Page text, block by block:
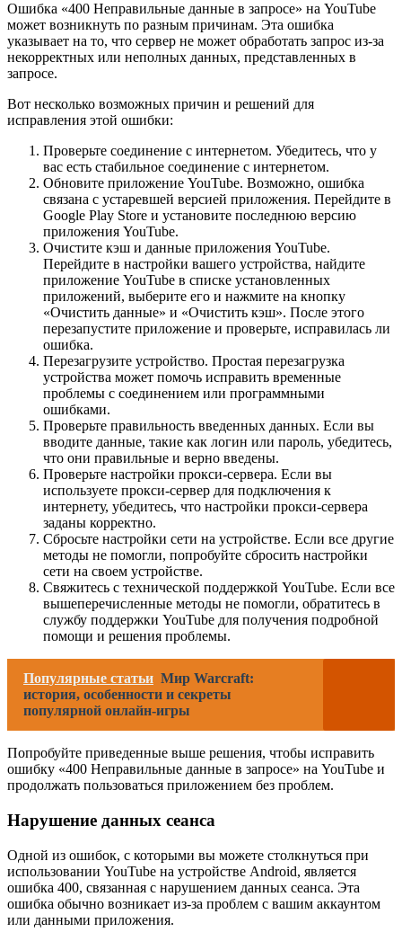
Ошибка «400 Неправильные данные в запросе» на YouTube
может возникнуть по разным причинам. Эта ошибка
указывает на то, что сервер не может обработать запрос из-за
некорректных или неполных данных, представленных в
запросе.
Вот несколько возможных причин и решений для
исправления этой ошибки:
Проверьте соединение с интернетом. Убедитесь, что у
вас есть стабильное соединение с интернетом.
Обновите приложение YouTube. Возможно, ошибка
связана с устаревшей версией приложения. Перейдите в
Google Play Store и установите последнюю версию
приложения YouTube.
Очистите кэш и данные приложения YouTube.
Перейдите в настройки вашего устройства, найдите
приложение YouTube в списке установленных
приложений, выберите его и нажмите на кнопку
«Очистить данные» и «Очистить кэш». После этого
перезапустите приложение и проверьте, исправилась ли
ошибка.
Перезагрузите устройство. Простая перезагрузка
устройства может помочь исправить временные
проблемы с соединением или программными
ошибками.
Проверьте правильность введенных данных. Если вы
вводите данные, такие как логин или пароль, убедитесь,
что они правильные и верно введены.
Проверьте настройки прокси-сервера. Если вы
используете прокси-сервер для подключения к
интернету, убедитесь, что настройки прокси-сервера
заданы корректно.
Сбросьте настройки сети на устройстве. Если все другие
методы не помогли, попробуйте сбросить настройки
сети на своем устройстве.
Свяжитесь с технической поддержкой YouTube. Если все
вышеперечисленные методы не помогли, обратитесь в
службу поддержки YouTube для получения подробной
помощи и решения проблемы.
Популярные статьи Мир Warcraft:
история, особенности и секреты
популярной онлайн-игры
Попробуйте приведенные выше решения, чтобы исправить
ошибку «400 Неправильные данные в запросе» на YouTube и
продолжать пользоваться приложением без проблем.
Нарушение данных сеанса
Одной из ошибок, с которыми вы можете столкнуться при
использовании YouTube на устройстве Android, является
ошибка 400, связанная с нарушением данных сеанса. Эта
ошибка обычно возникает из-за проблем с вашим аккаунтом
или данными приложения.